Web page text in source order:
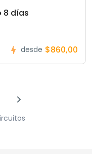
8 días
desde $860,00